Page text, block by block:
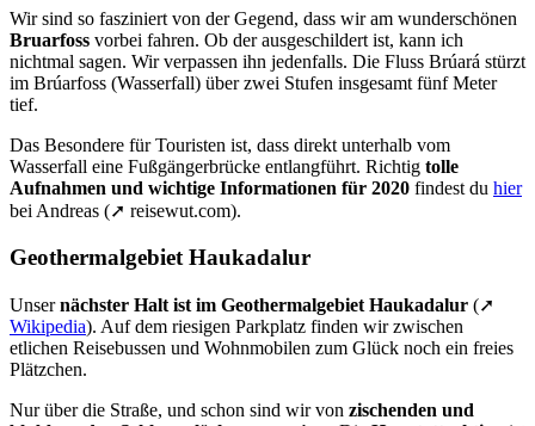
Wir sind so fasziniert von der Gegend, dass wir am wunderschönen
Bruarfoss vorbei fahren. Ob der ausgeschildert ist, kann ich
nichtmal sagen. Wir verpassen ihn jedenfalls. Die Fluss Brúará stürzt
im Brúarfoss (Wasserfall) über zwei Stufen insgesamt fünf Meter
tief.
Das Besondere für Touristen ist, dass direkt unterhalb vom
Wasserfall eine Fußgängerbrücke entlangführt. Richtig tolle
Aufnahmen und wichtige Informationen für 2020 findest du hier
bei Andreas (➚ reisewut.com).
Geothermalgebiet Haukadalur
Unsernächster Halt ist im Geothermalgebiet Haukadalur (➚
Wikipedia). Auf dem riesigen Parkplatz finden wir zwischen
etlichen Reisebussen und Wohnmobilen zum Glück noch ein freies
Plätzchen.
Nur über die Straße, und schon sind wir von zischenden und